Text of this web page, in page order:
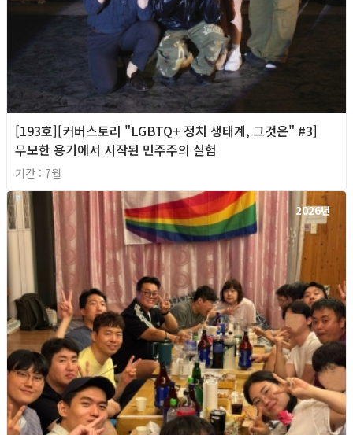
[193호][커버스토리 "LGBTQ+ 정치 생태계, 그것은" #3]
무모한 용기에서 시작된 민주주의 실험
기간 : 7월
2026년